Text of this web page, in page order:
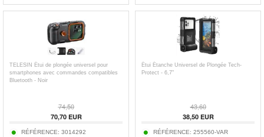
TELESIN Étui de plongée universel pour
smartphones avec commandes compatibles
Bluetooth - Noir
74,50
70,70EUR
RÉFÉRENCE: 3014292
Étui Étanche Universel de Plongée Tech-
Protect - 6,7"
43,60
38,50EUR
RÉFÉRENCE: 255560-VAR